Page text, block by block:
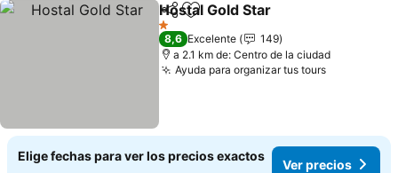
CompartirAgregar a favoritos
Hostal Gold Star
1 Estrellas
8,6 Excelente
149
a 2.1 km de: Centro de la ciudad
Ayuda para organizar tus toursVer
Elige fechas para ver los precios exactos
Ver precios